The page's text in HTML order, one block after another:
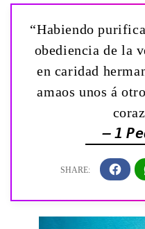
“Habiendo
obediencia de la
en caridad
amaos unos á
— 1